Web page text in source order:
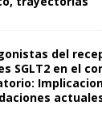
del
SGLT2 en el